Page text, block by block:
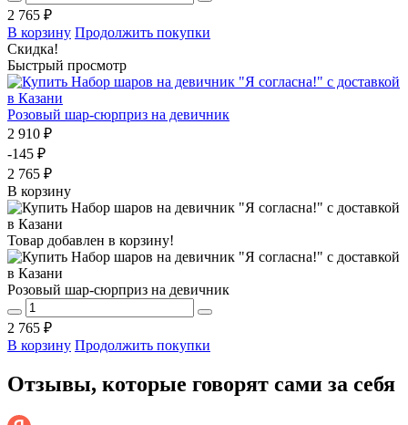
2 765 ₽
В корзину Продолжить покупки
Скидка!
Быстрый просмотр
Розовый шар-сюрприз на девичник
2 910 ₽
-145 ₽
2 765 ₽
В корзину
Товар добавлен в корзину!
Розовый шар-сюрприз на девичник
2 765 ₽
В корзину Продолжить покупки
Отзывы, которые говорят сами за себя